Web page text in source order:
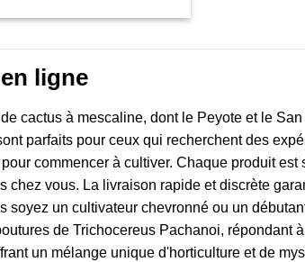
initial
€8,00.
actuel
€5,60.
ligne
cactus à mescaline, dont le Peyote et le
parfaits pour ceux qui recherchent des
commencer à cultiver. Chaque produit
chez vous. La livraison rapide et discrète
soyez un cultivateur chevronné ou un
de Trichocereus Pachanoi, répondant
un mélange unique d'horticulture et de